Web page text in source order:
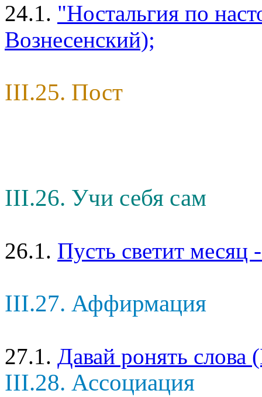
24.1. "Ностальгия по
Вознесенский);
III.25. Пост
III.26. Учи себя сам
26.1. Пусть светит
III.27. Аффирмация
27.1. Давай ронять слова
III.28. Ассоциация